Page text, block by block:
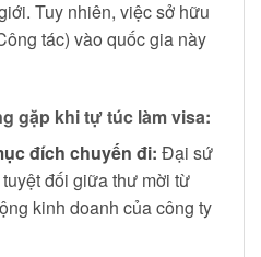
Tuy nhiên, việc sở hữu
tác) vào quốc gia này
gặp khi tự túc làm visa:
đích chuyến đi: Đại sứ
đối giữa thư mời từ
kinh doanh của công ty